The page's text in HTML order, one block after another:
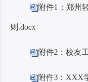
附件1：郑州
则.docx
附件2：校友
附件3：XXX